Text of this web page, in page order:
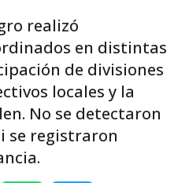
realizó
en distintas
de divisiones
locales y la
No se detectaron
se registraron